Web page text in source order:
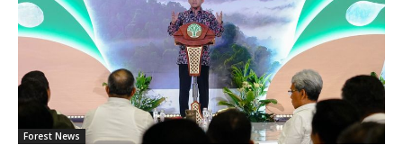
Forest News